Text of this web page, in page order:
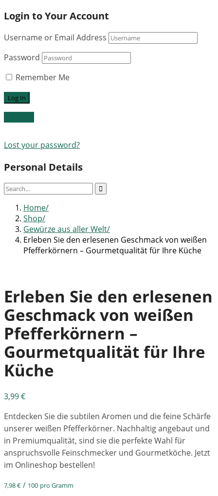
Login to Your Account
Username or Email Address
Password
Remember Me
Lost your password?
Personal Details
Home
Shop
Gewürze aus aller Welt
Erleben Sie den erlesenen Geschmack von weißen
Pfefferkörnern – Gourmetqualität für Ihre Küche
Erleben Sie den erlesenen
Geschmack von weißen
Pfefferkörnern –
Gourmetqualität für Ihre
Küche
3,99€
Entdecken Sie die subtilen Aromen und die feine Schärfe
unserer weißen Pfefferkörner. Nachhaltig angebaut und
in Premiumqualität, sind sie die perfekte Wahl für
anspruchsvolle Feinschmecker und Gourmetköche. Jetzt
im Onlineshop bestellen!
7,98€ / 100 pro Gramm